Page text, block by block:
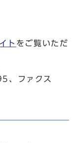
ト をご覧いただ
、ファクス